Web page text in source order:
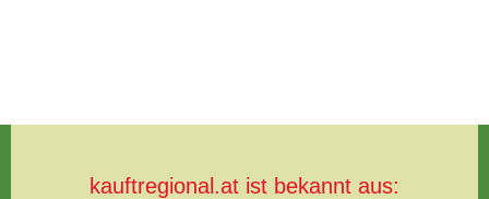
kauftregional.at ist bekannt aus: